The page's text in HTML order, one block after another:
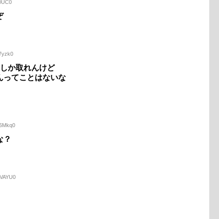
か取れんけど
ってことはないな
？